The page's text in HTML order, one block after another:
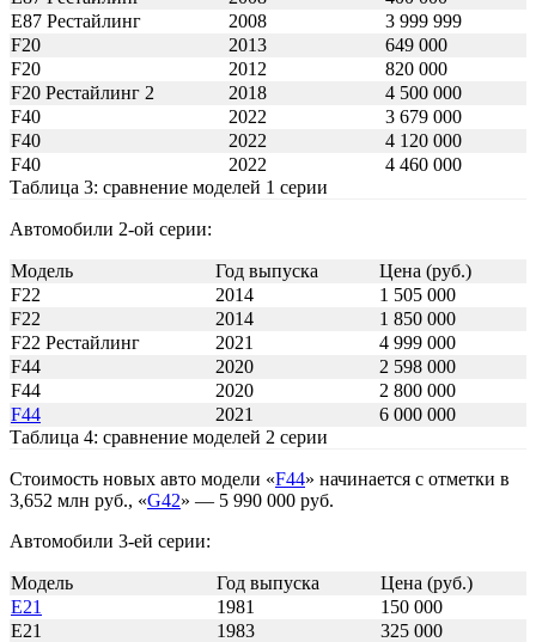
E87 Рестайлинг
2008
3 999 999
F20
2013
649 000
F20
2012
820 000
F20 Рестайлинг 2
2018
4 500 000
F40
2022
3 679 000
F40
2022
4 120 000
F40
2022
4 460 000
Таблица 3: сравнение моделей 1 серии
Автомобили 2-ой серии:
Модель Год выпуска
Цена (руб.)
F22
2014
1 505 000
F22
2014
1 850 000
F22 Рестайлинг
2021
4 999 000
F44
2020
2 598 000
F44
2020
2 800 000
F44
2021
6 000 000
Таблица 4: сравнение моделей 2 серии
Стоимость новых авто модели «F44» начинается с отметки в
3,652 млн руб., «G42» — 5 990 000 руб.
Автомобили 3-ей серии:
Модель Год выпуска
Цена (руб.)
E21
1981
150 000
E21
1983
325 000